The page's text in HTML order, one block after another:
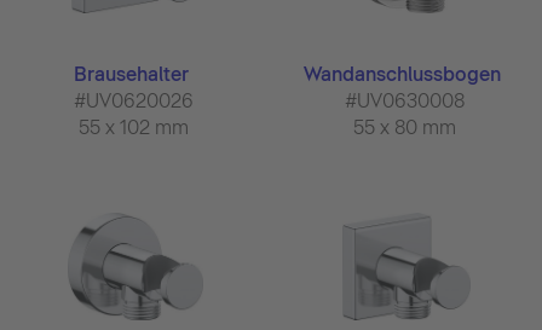
Brausehalter
#UV0620026
55 x 102 mm
Wandanschlussbogen
#UV0630008
55 x 80 mm